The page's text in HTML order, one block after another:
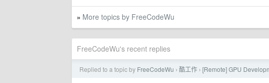
» More topics by FreeCodeWu
FreeCodeWu's recent replies
Replied to a topic by FreeCodeWu › 酷工作 › [Remote] GPU